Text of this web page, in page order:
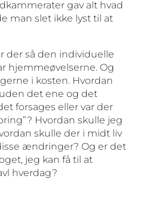
gav alt hvad
man slet ikke lyst til at
der så den individuelle
hjemmeøvelserne. Og
i kosten. Hvordan
det ene og det
forsages eller var der
Hvordan skulle jeg
skulle der i midt liv
ændringer? Og er det
jeg kan få til at
hverdag?